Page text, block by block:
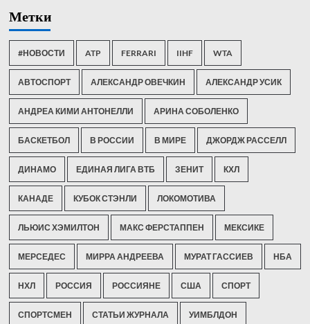
Метки
#НОВОСТИ ATP FERRARI IIHF WTA
АВТОСПОРТ АЛЕКСАНДР ОВЕЧКИН АЛЕКСАНДР УСИК
АНДРЕА КИМИ АНТОНЕЛЛИ АРИНА СОБОЛЕНКО
БАСКЕТБОЛ В РОССИИ В МИРЕ ДЖОРДЖ РАССЕЛЛ
ДИНАМО ЕДИНАЯ ЛИГА ВТБ ЗЕНИТ КХЛ
КАНАДЕ КУБОК СТЭНЛИ ЛОКОМОТИВА
ЛЬЮИС ХЭМИЛТОН МАКС ФЕРСТАППЕН МЕКСИКЕ
МЕРСЕДЕС МИРРА АНДРЕЕВА МУРАТ ГАССИЕВ НБА
НХЛ РОССИЯ РОССИЯНЕ США СПОРТ
СПОРТСМЕН СТАТЬИ ЖУРНАЛА УИМБЛДОН